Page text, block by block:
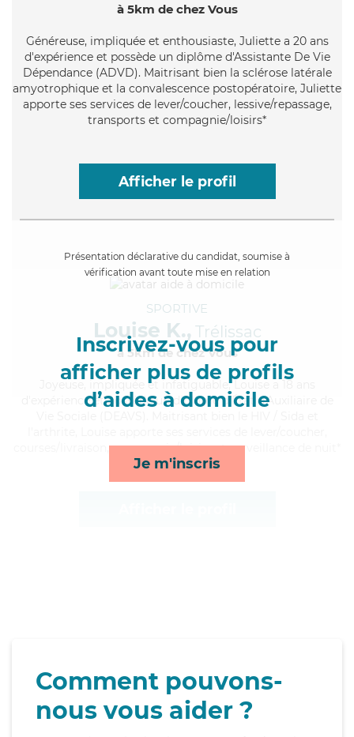
à 5km de chez Vous
Généreuse, impliquée et enthousiaste, Juliette a 20 ans
d'expérience et possède un diplôme d'Assistante De Vie
Dépendance (ADVD). Maitrisant bien la sclérose latérale
amyotrophique et la convalescence postopératoire, Juliette
apporte ses services de lever/coucher, lessive/repassage,
transports et compagnie/loisirs*
Afficher le profil
Présentation déclarative du candidat, soumise à
vérification avant toute mise en relation
Inscrivez-vous pour
afficher plus de profils
d’aides à domicile
Je m'inscris
SPORTIVE
Louise K., Trélissac
à 5km de chez Vous
, impliquée et infatiguable, Louise a 18 ans
d'expérience et possède un diplôme d'État d'Auxiliaire de
courses/livraison, compagnie/loisirs et surveillance de nuit*
Comment pouvons-
nous vous aider ?